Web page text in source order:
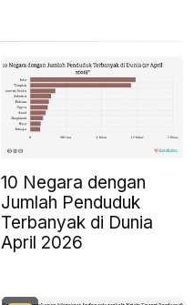
10 Negara dengan
Jumlah Penduduk
Terbanyak di Dunia
April 2026